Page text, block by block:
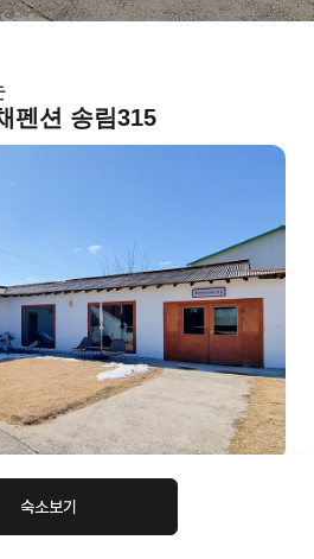
펜션 송림315
처음 포스팅을 해보네요.
숙소보기